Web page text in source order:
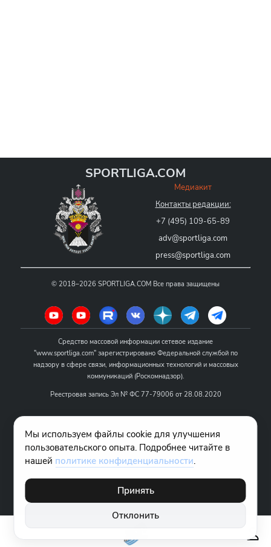
SPORTLIGA.COM
Медиакит
Контакты редакции:
+7 (495) 109-65-89
adv@sportliga.com
press@sportliga.com
© 2018–2026 SPORTLIGA.COM Все права защищены
Средство массовой информации сетевое издание
"www.sportliga.com" зарегистрировано Федеральной службой по
надзору в сфере связи, информационных технологий и массовых
коммуникаций (Роскомнадзор).
Реестровая запись Эл № ФС 77-79006 от 28.08.2020
Название - www.sportliga.com
Учредитель СМИ сетевого издания "www.sportliga.com": ИП Чамин
О.Н.
Главный редактор СМИ сетевого издания "www.sportliga.com":
Хаимов Д.И.
18+
Мы используем файлы cookie для улучшения
пользовательского опыта. Подробнее читайте в
нашей политике конфиденциальности.
Принять
Отклонить